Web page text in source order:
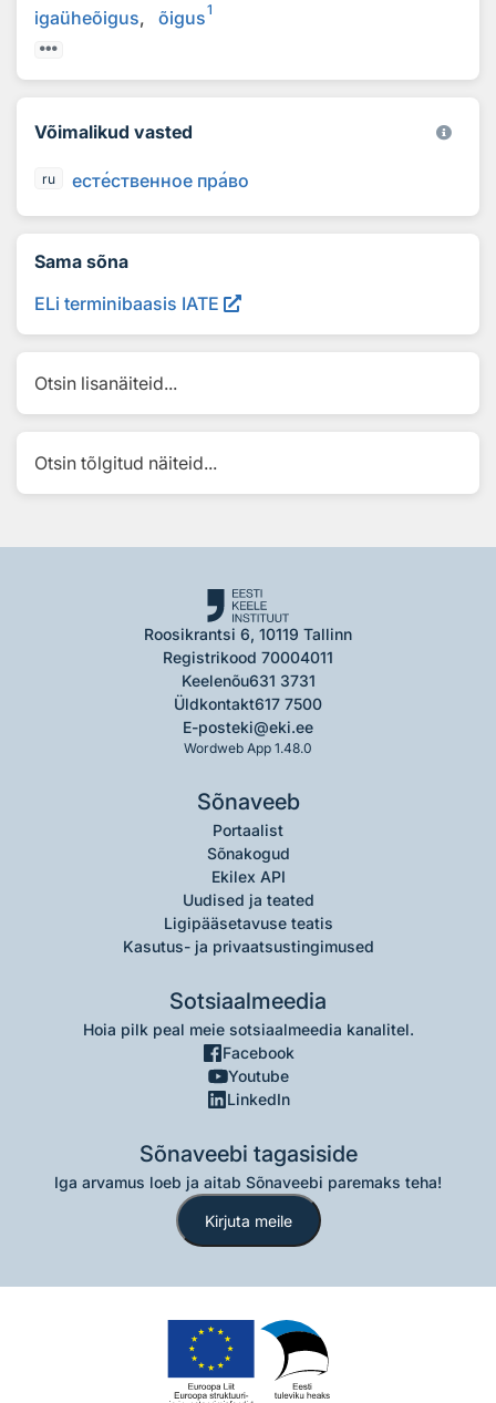
igaüheõigus
õigus1
Võimalikud vasted
ru естественное право
Sama sõna
ELi terminibaasis IATE
Otsin lisanäiteid...
Otsin tõlgitud näiteid...
Roosikrantsi 6, 10119 Tallinn
Registrikood 70004011
Keelenõu631 3731
Üldkontakt617 7500
E-posteki@eki.ee
Wordweb App 1.48.0
Sõnaveeb
Portaalist
Sõnakogud
Ekilex API
Uudised ja teated
Ligipääsetavuse teatis
Kasutus- ja privaatsustingimused
Sotsiaalmeedia
Hoia pilk peal meie sotsiaalmeedia kanalitel.
Facebook
Youtube
LinkedIn
Sõnaveebi tagasiside
Iga arvamus loeb ja aitab Sõnaveebi paremaks teha!
Kirjuta meile